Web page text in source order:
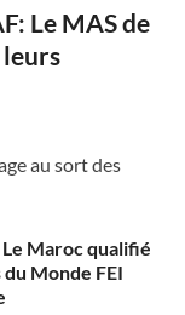
Le MAS de
leurs
au sort des
Maroc qualifié
Monde FEI